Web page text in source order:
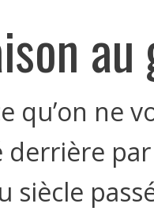
qu’on ne
derrière
siècle